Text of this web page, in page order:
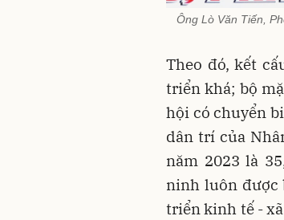
Ông Lò Văn Tiến,
Theo đó, kết
triển khá; bộ
hội có chuyển
dân trí của
năm 2023 là
ninh luôn được
triển kinh tế -